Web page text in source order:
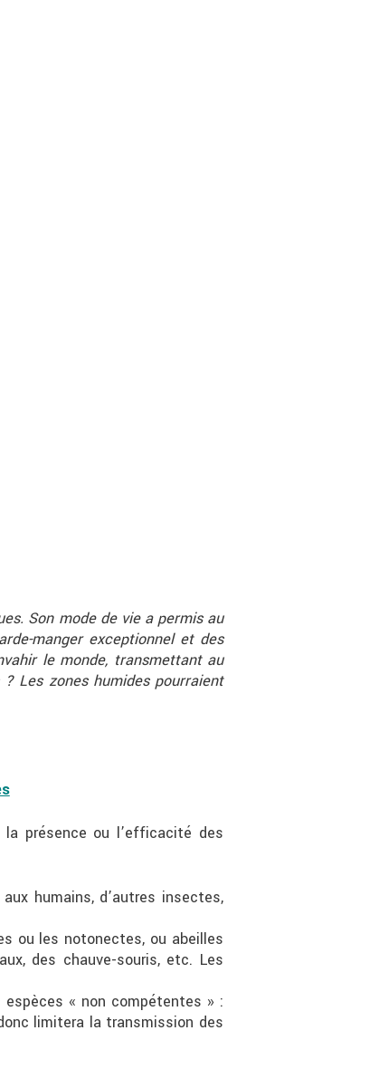
Son mode de vie a permis au
manger exceptionnel et des
le monde, transmettant au
Les zones humides pourraient
présence ou l’efficacité des
humains, d’autres insectes,
ou les notonectes, ou abeilles
des chauve-souris, etc. Les
« non compétentes » :
limitera la transmission des